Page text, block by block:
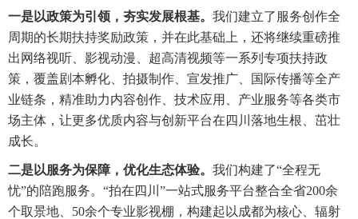
一是以政策为引领，夯实发展根基。 我们建立了服务创作全
周期的长期扶持奖励政策，并在此基础上，还将继续重磅推
出网络视听、影视动漫、超高清视频等一系列专项扶持政
策，覆盖剧本孵化、拍摄制作、宣发推广、国际传播等全产
业链条，精准助力内容创作、技术应用、产业服务等各类市
场主体，让更多优质内容与创新平台在四川落地生根、茁壮
成长。
二是以服务为保障，优化生态体验。 我们构建了“全程无
忧”的陪跑服务。“拍在四川”一站式服务平台整合全省200余
个取景地、50余个专业影视棚，构建起以成都为核心、辐射